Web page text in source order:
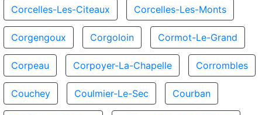
Corcelles-Les-Citeaux Corcelles-Les-Monts
Corgengoux Corgoloin Cormot-Le-Grand
Corpeau Corpoyer-La-Chapelle Corrombles
Couchey Coulmier-Le-Sec Courban